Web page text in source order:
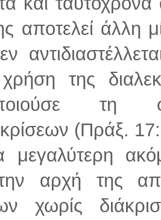
αποτελεί άλλη
της
τη
(Πράξ.
μεγαλύτερη
την αρχή της
χωρίς